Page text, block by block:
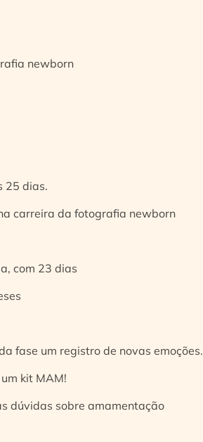
newborn
25 dias.
carreira da fotografia newborn
com 23 dias
fase um registro de novas emoções.
kit MAM!
dúvidas sobre amamentação